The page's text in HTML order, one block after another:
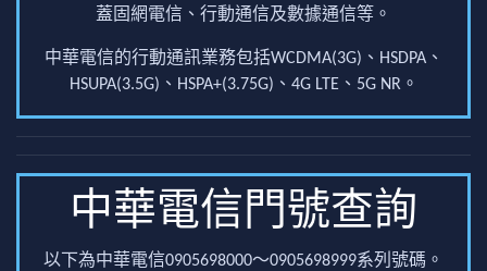
蓋固網電信、行動通信及數據通信等。
中華電信的行動通訊業務包括WCDMA(3G)、HSDPA、
HSUPA(3.5G)、HSPA+(3.75G)、4G LTE、5G NR。
中華電信門號查詢
以下為中華電信0905698000～0905698999系列號碼。